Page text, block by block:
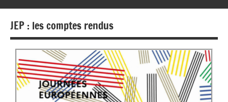
JEP : les comptes rendus